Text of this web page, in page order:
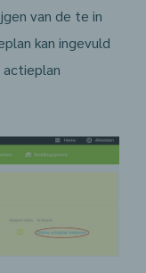
van de te in
kan ingevuld